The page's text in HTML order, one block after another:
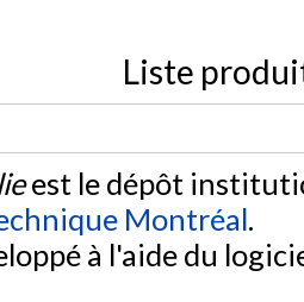
Liste
est le dépôt
Montréal.
à l'aide du